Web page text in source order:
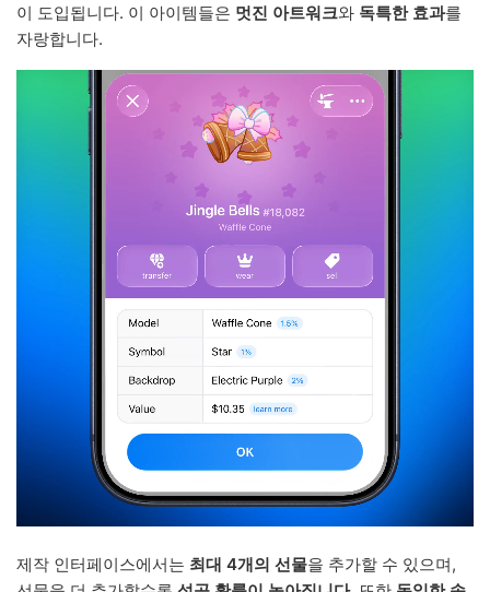
이 도입됩니다. 이 아이템들은 멋진 아트워크와 독특한 효과를
자랑합니다.
제작 인터페이스에서는 최대 4개의 선물을 추가할 수 있으며,